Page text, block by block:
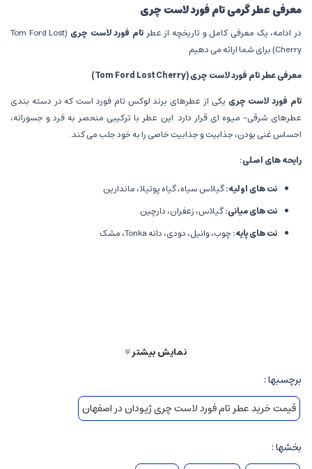
معرفی عطر گرمی تام فورد لاست چری
در ادامه، یک معرفی کامل و تاریخچه از عطر تام فورد لاست چری (Tom Ford Lost
Cherry) برای شما ارائه می دهیم.
معرفی عطر تام فورد لاست چری(Tom Ford Lost Cherry)
تام فورد لاست چری یکی از عطرهای برند لوکس تام فورد است که در دسته بندی
عطرهای شرقی- میوه ای قرار دارد. این عطر با ترکیبی منحصر به فرد و جسورانه،
احساس غنی بودن، جذابیت و جذابیت خاصی را به خود جلب می کند.
رایحه های اصلی:
نت های اولیه:گیلاس سیاه، گیاه پوتیلا، ماندارین
نت های میانی:گیلاس، زعفران، دارچین
نت های پایه:چوب، وانیل، دودی، دانه Tonka، مشک
پراکنندگی
نوع عطر
شرقی میوه ای
تاریخچه و پس زمینه
تام فورد
نمایش بیشتر
برچسبها :
قیمت خرید عطر تام فورد لاست چری ژیودان در اصفهان
بخشها :